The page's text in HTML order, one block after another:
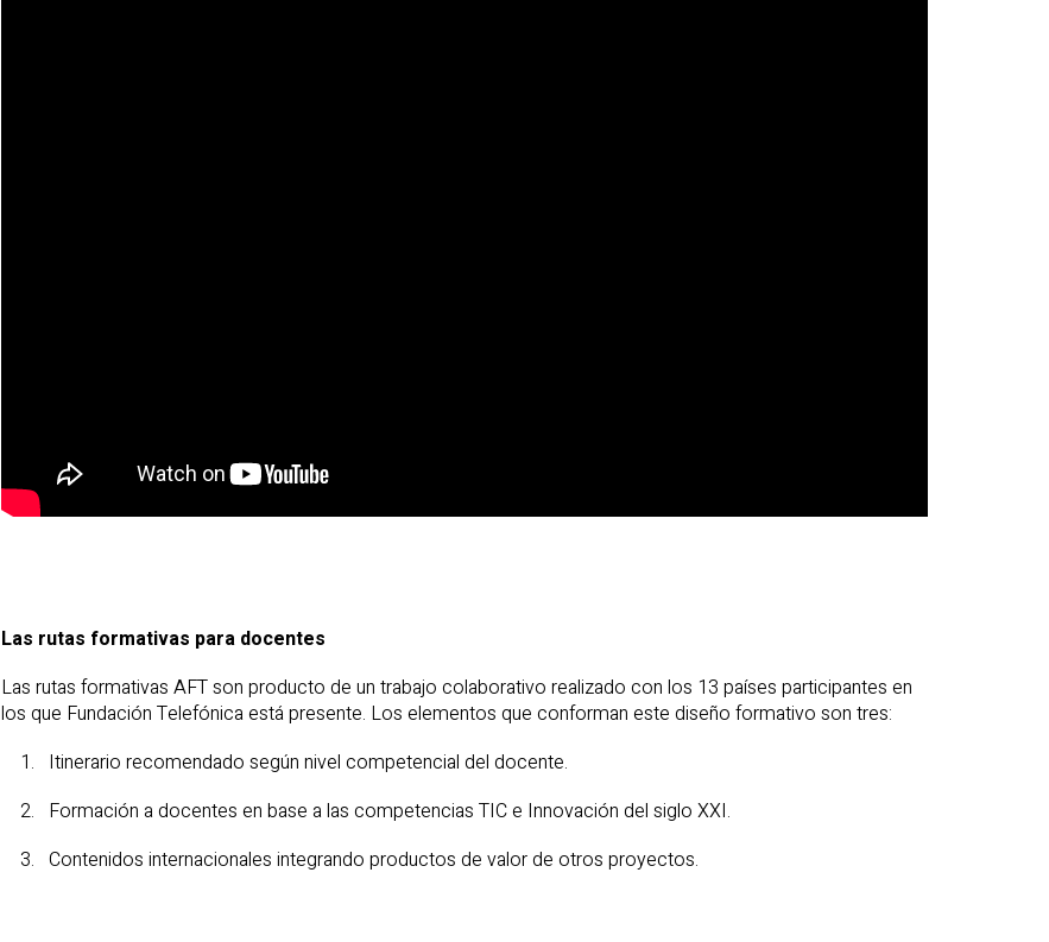
Las rutas formativas para docentes
Las rutas formativas AFT son producto de un trabajo colaborativo realizado con los 13 países participantes en
los que Fundación Telefónica está presente. Los elementos que conforman este diseño formativo son tres:
Itinerario recomendado según nivel competencial del docente.
Formación a docentes en base a las competencias TIC e Innovación del siglo XXI.
Contenidos internacionales integrando productos de valor de otros proyectos.